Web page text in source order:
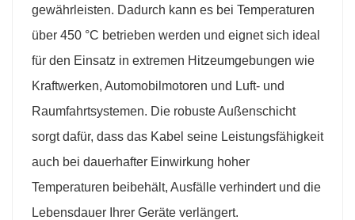
gewährleisten. Dadurch kann es bei Temperaturen
über 450 °C betrieben werden und eignet sich ideal
für den Einsatz in extremen Hitzeumgebungen wie
Kraftwerken, Automobilmotoren und Luft- und
Raumfahrtsystemen. Die robuste Außenschicht
sorgt dafür, dass das Kabel seine Leistungsfähigkeit
auch bei dauerhafter Einwirkung hoher
Temperaturen beibehält, Ausfälle verhindert und die
Lebensdauer Ihrer Geräte verlängert.